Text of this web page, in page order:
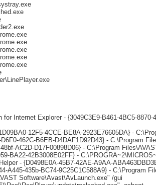
Internet Explorer - {3049C3E9-B461-4BC5-
12F5-4CCE-BE8A-2923E76605DA} -
462C-B6EB-D4DAF1D92D43} - C:\Program
AC2D-D17F00898D06} - C:\Program
BA22-42B3008E02FF} -
- {D0498E0A-45B7-42AE-A9AA-
A445-435b-BC74-9C25C1C588A9} - C:\Program
Software\Avast\AvLaunch.exe" /gui